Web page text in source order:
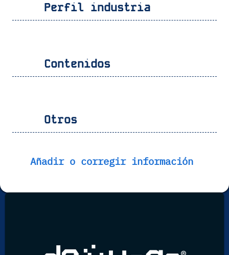
Perfil industria
Contenidos
Otros
Añadir o corregir información